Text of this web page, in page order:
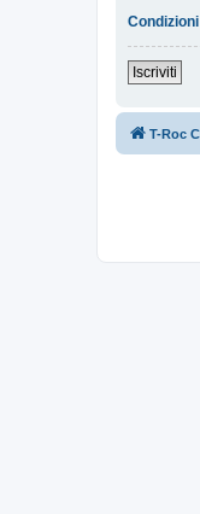
Condizioni
Iscriviti
T-Roc